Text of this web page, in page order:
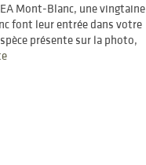
Mont-Blanc, une vingtaine
font leur entrée dans votre
présente sur la photo,